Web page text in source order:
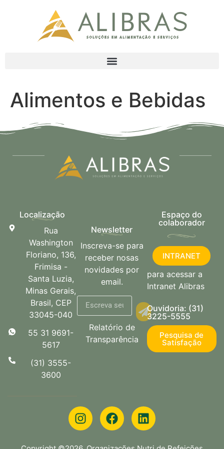
Alimentos e Bebidas
Localização
Rua
Washington
Floriano, 136,
Frimisa -
Santa Luzia,
Minas Gerais,
Brasil, CEP
33045-040
55 31 9691-
5617
(31) 3555-
3600
Newsletter
Inscreva-se para
receber nosas
novidades por
email.
Relatório de
Transparência
Espaço do
colaborador
INTRANET
para acessar a
Intranet Alibras
Ouvidoria: (31)
3225-5555
Pesquisa de
Satisfação